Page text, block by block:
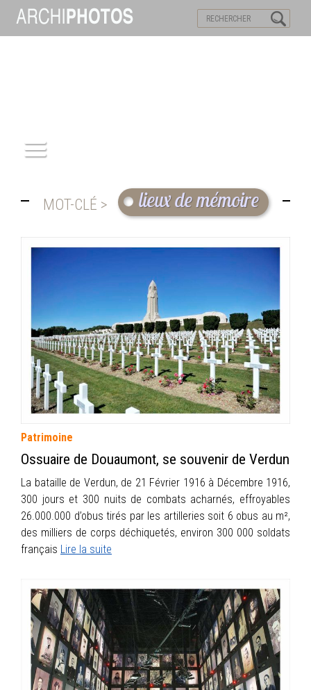
PATRIMOINE
PORTFOLIO
CONTACT
MOT-CLÉ > lieux de mémoire
Patrimoine
Ossuaire de Douaumont, se souvenir de Verdun
La bataille de Verdun, de 21 Février 1916 à Décembre 1916,
300 jours et 300 nuits de combats acharnés, effroyables
26.000.000 d’obus tirés par les artilleries soit 6 obus au m²,
des milliers de corps déchiquetés, environ 300 000 soldats
français Lire la suite